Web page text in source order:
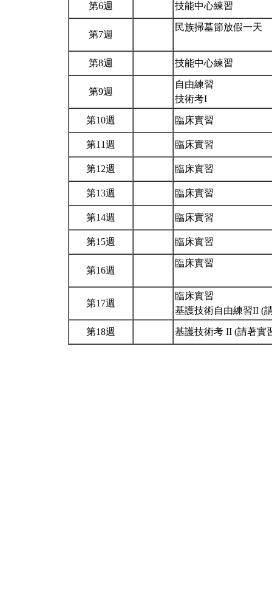
第6週 技能中心練習
第7週
民族掃墓節放假一天
第8週 技能中心練習
第9週
自由練習
技術考I
第10週 臨床實習
第11週 臨床實習
第12週 臨床實習
第13週 臨床實習
第14週 臨床實習
第15週 臨床實習
第16週
臨床實習
第17週
臨床實習
基護技術自由練習II (
第18週 基護技術考 II (請著實